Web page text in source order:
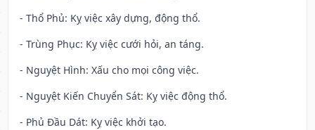
- Thổ Phủ: Kỵ việc xây dựng, động thổ.
- Trùng Phục: Kỵ việc cưới hỏi, an táng.
- Nguyệt Hình: Xấu cho mọi công việc.
- Nguyệt Kiến Chuyển Sát: Kỵ việc động thổ.
- Phủ Đầu Dát: Kỵ việc khởi tạo.